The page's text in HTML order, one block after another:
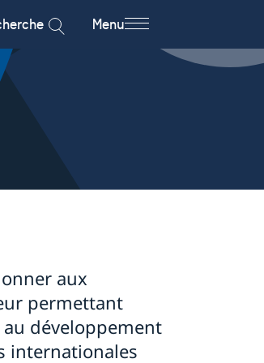
Menu
aux
permettant
au développement
internationales